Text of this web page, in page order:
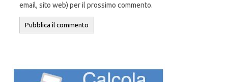
email, sito web) per il prossimo commento.